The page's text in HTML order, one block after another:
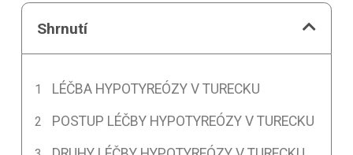
Shrnutí
LÉČBA HYPOTYREÓZY V TURECKU
POSTUP LÉČBY HYPOTYREÓZY V TURECKU